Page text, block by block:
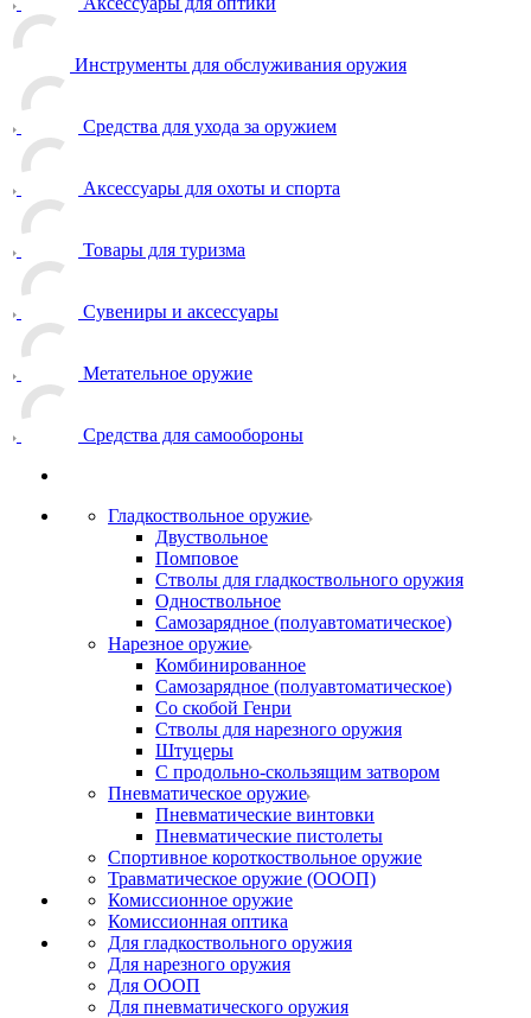
Инструменты для обслуживания оружия
Средства для ухода за оружием
Аксессуары для охоты и спорта
Товары для туризма
Сувениры и аксессуары
Метательное оружие
Средства для самообороны
Гладкоствольное оружие
Двуствольное
Помповое
Стволы для гладкоствольного оружия
Одноствольное
Самозарядное (полуавтоматическое)
Нарезное оружие
Комбинированное
Самозарядное (полуавтоматическое)
Со скобой Генри
Стволы для нарезного оружия
Штуцеры
С продольно-скользящим затвором
Пневматическое оружие
Пневматические винтовки
Пневматические пистолеты
Спортивное короткоствольное оружие
Травматическое оружие (ОООП)
Комиссионное оружие
Комиссионная оптика
Для гладкоствольного оружия
Для нарезного оружия
Для ОООП
Для пневматического оружия